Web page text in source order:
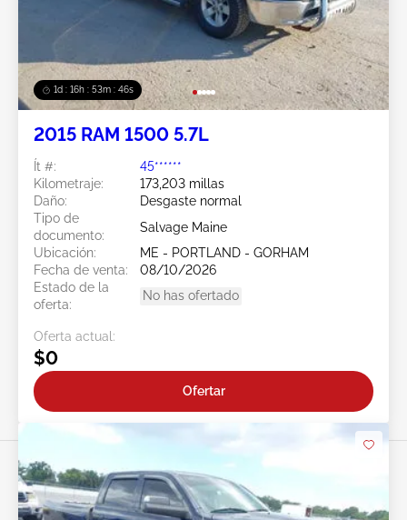
1d : 16h : 53m : 44s
2015 RAM 1500 5.7L
Ít #:
45******
Kilometraje:
173,203 millas
Daño:
Desgaste normal
Tipo de
documento:
Salvage Maine
Ubicación:
ME - PORTLAND - GORHAM
Fecha de venta:
08/10/2026
Estado de la
oferta:
No has ofertado
Oferta actual:
$0
Ofertar